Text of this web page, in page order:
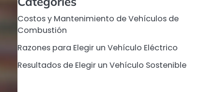
Costos y Mantenimiento de Vehículos de
Combustión
Razones para Elegir un Vehículo Eléctrico
Resultados de Elegir un Vehículo Sostenible